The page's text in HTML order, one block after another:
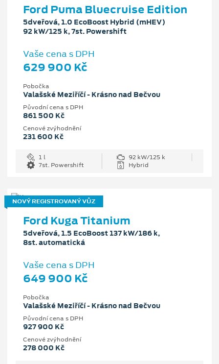
Ford Puma Bluecruise Edition
5dveřová, 1.0 EcoBoost Hybrid (mHEV)
92 kW/125 k, 7st. Powershift
Vaše cena s DPH
629 900 Kč
Pobočka
Valašské Meziříčí - Krásno nad Bečvou
Původní cena s DPH
861 500 Kč
Cenové zvýhodnění
231 600 Kč
1 l
92 kW/125 k
7st. Powershift
Hybrid
NOVÝ REGISTROVANÝ VŮZ
Ford Kuga Titanium
5dveřová, 1.5 EcoBoost 137 kW/186 k,
8st. automatická
Vaše cena s DPH
649 900 Kč
Pobočka
Valašské Meziříčí - Krásno nad Bečvou
Původní cena s DPH
927 900 Kč
Cenové zvýhodnění
278 000 Kč